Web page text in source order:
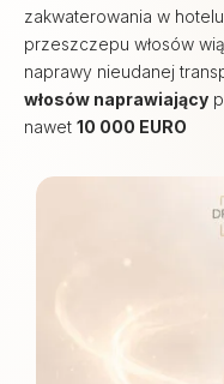
zakwaterowania w
przeszczepu włosów
naprawy nieudanej
włosów naprawiający
nawet 10 000 EURO